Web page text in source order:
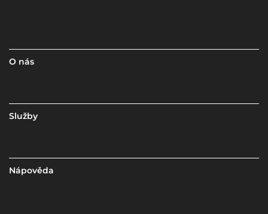
O nás
Služby
Nápověda